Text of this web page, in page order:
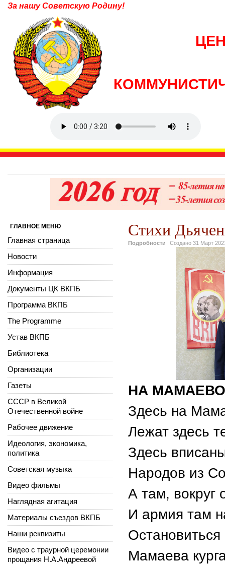
За нашу Советскую Родину!
Стихи
Подробности Создано 31 Март
НА
Здесь на
Лежат здесь
Здесь
Народов из
А там, вокруг
И армия там
Мамаева
ГЛАВНОЕ МЕНЮ
Главная страница
Новости
Информация
Документы ЦК ВКПБ
Программа ВКПБ
The Programme
Устав ВКПБ
Библиотека
Организации
Газеты
СССР в Великой
Отечественной войне
Рабочее движение
Идеология, экономика,
политика
Советская музыка
Видео фильмы
Наглядная агитация
Материалы съездов ВКПБ
Наши реквизиты
Видео с траурной церемонии
прощания Н.А.Андреевой